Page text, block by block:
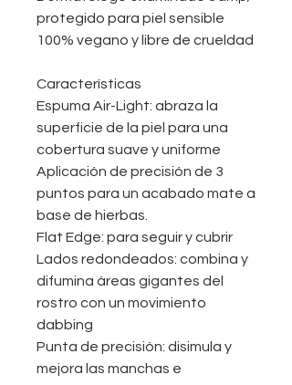
protegido para piel sensible
100% vegano y libre de crueldad
Características
Espuma Air-Light: abraza la
superficie de la piel para una
cobertura suave y uniforme
Aplicación de precisión de 3
puntos para un acabado mate a
base de hierbas.
Flat Edge: para seguir y cubrir
Lados redondeados: combina y
difumina áreas gigantes del
rostro con un movimiento
dabbing
Punta de precisión: disimula y
mejora las manchas e